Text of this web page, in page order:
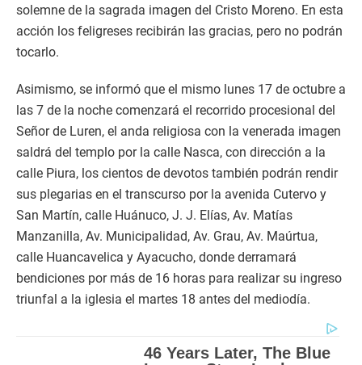
solemne de la sagrada imagen del Cristo Moreno. En esta
acción los feligreses recibirán las gracias, pero no podrán
tocarlo.
Asimismo, se informó que el mismo lunes 17 de octubre a
las 7 de la noche comenzará el recorrido procesional del
Señor de Luren, el anda religiosa con la venerada imagen
saldrá del templo por la calle Nasca, con dirección a la
calle Piura, los cientos de devotos también podrán rendir
sus plegarias en el transcurso por la avenida Cutervo y
San Martín, calle Huánuco, J. J. Elías, Av. Matías
Manzanilla, Av. Municipalidad, Av. Grau, Av. Maúrtua,
calle Huancavelica y Ayacucho, donde derramará
bendiciones por más de 16 horas para realizar su ingreso
triunfal a la iglesia el martes 18 antes del mediodía.